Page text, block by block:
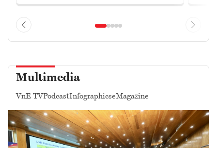
Multimedia
VnE TVPodcastInfographicseMagazine